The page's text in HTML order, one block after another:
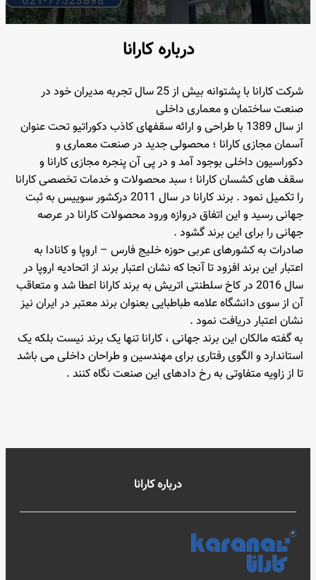
درباره کارانا
شرکت کارانا با پشتوانه بیش از 25 سال تجربه مدیران خود در
صنعت ساختمان و معماری داخلی
از سال 1389 با طراحی و ارائه سقفهای کاذب دکوراتیو تحت عنوان
آسمان مجازی کارانا ؛ محصولی جدید در صنعت معماری و
دکوراسیون داخلی بوجود آمد و در پی آن پنجره مجازی کارانا و
سقف های کشسان کارانا ؛ سبد محصولات و خدمات تخصصی کارانا
را تکمیل نمود . برند کارانا در سال 2011 درکشور سوییس به ثبت
جهانی رسید و این اتفاق دروازه ورود محصولات کارانا در عرصه
جهانی را برای این برند گشود .
صادرات به کشورهای عربی حوزه خلیج فارس – اروپا و کانادا به
اعتبار این برند افزود تا آنجا که نشان اعتبار برند از اتحادیه اروپا در
سال 2016 در کاخ سلطنتی اتریش به برند کارانا اعطا شد و متعاقب
آن از سوی دانشگاه علامه طباطبایی بعنوان برند معتبر در ایران نیز
نشان اعتبار دریافت نمود .
به گفته مالکان این برند جهانی ، کارانا تنها یک برند نیست بلکه یک
استاندارد و الگوی رفتاری برای مهندسین و طراحان داخلی می باشد
تا از زاویه متفاوتی به رخ دادهای این صنعت نگاه کنند .
درباره کارانا